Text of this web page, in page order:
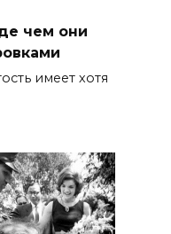
чем они
имеет хотя